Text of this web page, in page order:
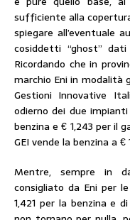
sufficiente alla
spiegare all’eventuale
cosiddetti “ghost”
Ricordando che in
marchio Eni in modalità
Gestioni Innovative
odierno dei due
benzina e € 1,243 per il
GEI vende la benzina a €
Mentre, sempre in
consigliato da Eni per
1,421 per la benzina e